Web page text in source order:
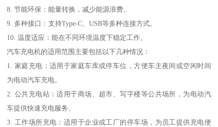
8. 节能环保：能量转换，减少能源浪费。
9. 多种接口：支持Type-C、USB等多种连接方式。
10. 温度适应：能在不同环境温度下稳定工作。
汽车充电机的适用范围主要包括以下几种情况：
1. 家庭充电：适用于家庭车库或停车位，方便车主夜间或空闲时间
为电动汽车充电。
2. 公共充电站：适用于商场、超市、写字楼等公共场所，为电动汽
车提供快速充电服务。
3. 工作场所充电：适用于企业或工厂的停车场，为员工提供充电便